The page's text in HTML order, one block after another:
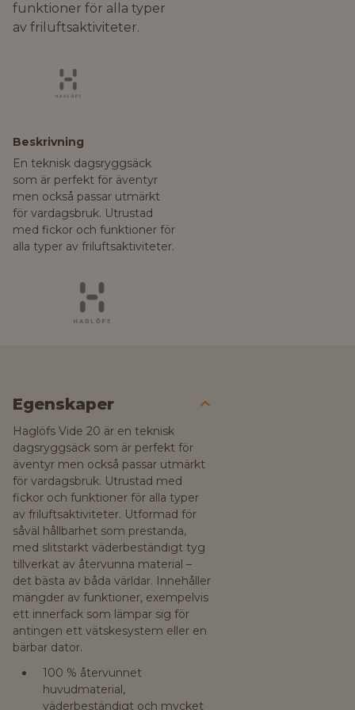
funktioner för alla typer
av friluftsaktiviteter.
Beskrivning
En teknisk dagsryggsäck
som är perfekt för äventyr
men också passar utmärkt
för vardagsbruk. Utrustad
med fickor och funktioner för
alla typer av friluftsaktiviteter.
Egenskaper
Haglöfs Vide 20 är en teknisk
dagsryggsäck som är perfekt för
äventyr men också passar utmärkt
för vardagsbruk. Utrustad med
fickor och funktioner för alla typer
av friluftsaktiviteter. Utformad för
såväl hållbarhet som prestanda,
med slitstarkt väderbeständigt tyg
tillverkat av återvunna material –
det bästa av båda världar. Innehåller
mängder av funktioner, exempelvis
ett innerfack som lämpar sig för
antingen ett vätskesystem eller en
bärbar dator.
100 % återvunnet
huvudmaterial,
väderbeständigt och mycket